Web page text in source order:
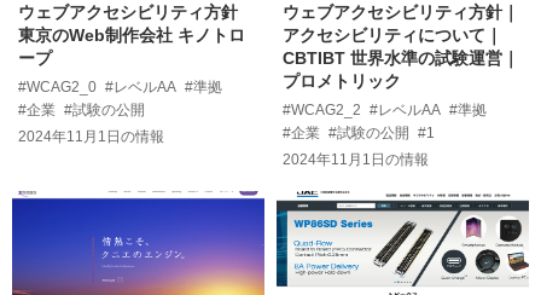
ウェブアクセシビリティ方針
東京のWeb制作会社 キノトロ
ープ
#WCAG2_0 #レベルAA #準拠
#企業 #試験の公開
2024年11月1日の情報
ウェブアクセシビリティ方針｜
アクセシビリティについて｜
CBTIBT 世界水準の試験運営｜
プロメトリック
#WCAG2_2 #レベルAA #準拠
#企業 #試験の公開 #1
2024年11月1日の情報